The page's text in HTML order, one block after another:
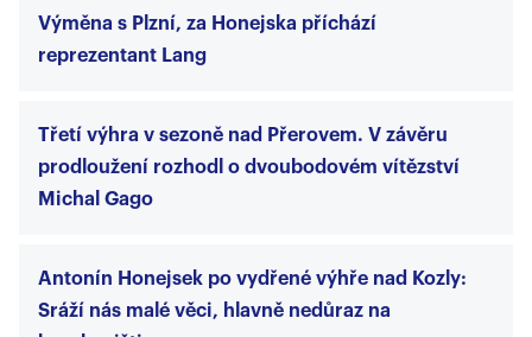
Výměna s Plzní, za Honejska příchází
reprezentant Lang
Třetí výhra v sezoně nad Přerovem. V závěru
prodloužení rozhodl o dvoubodovém vítězství
Michal Gago
Antonín Honejsek po vydřené výhře nad Kozly:
Sráží nás malé věci, hlavně nedůraz na